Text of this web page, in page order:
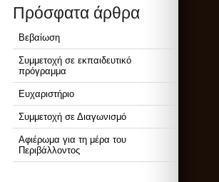
Πρόσφατα άρθρα
Βεβαίωση
Συμμετοχή σε εκπαιδευτικό
πρόγραμμα
Ευχαριστήριο
Συμμετοχή σε Διαγωνισμό
Αφιέρωμα για τη μέρα του
Περιβάλλοντος